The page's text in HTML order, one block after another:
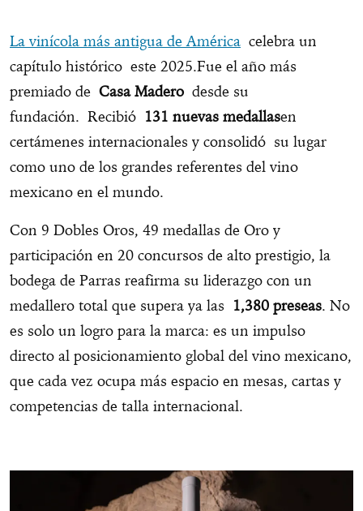
La vinícola más antigua de América celebra un
capítulo histórico este 2025.Fue el año más
premiado de Casa Madero desde su
fundación. Recibió 131 nuevas medallasen
certámenes internacionales y consolidó su lugar
como uno de los grandes referentes del vino
mexicano en el mundo.
Con 9 Dobles Oros, 49 medallas de Oro y
participación en 20 concursos de alto prestigio, la
bodega de Parras reafirma su liderazgo con un
medallero total que supera ya las 1,380 preseas. No
es solo un logro para la marca: es un impulso
directo al posicionamiento global del vino mexicano,
que cada vez ocupa más espacio en mesas, cartas y
competencias de talla internacional.